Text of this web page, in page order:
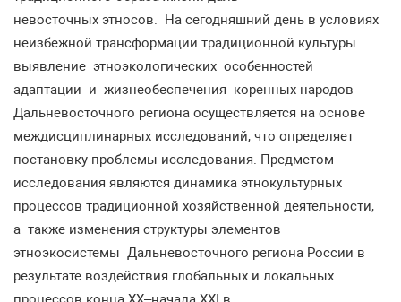
невосточных этносов. На сегодняшний день в условиях
неизбежной трансформации традиционной культуры
выявление этноэкологических особенностей
адаптации и жизнеобеспечения коренных народов
Дальневосточного региона осуществляется на основе
междисциплинарных исследований, что определяет
постановку проблемы исследования. Предметом
исследования являются динамика этнокультурных
процессов традиционной хозяйственной деятельности,
а также изменения структуры элементов
этноэкосистемы Дальневосточного региона России в
результате воздействия глобальных и локальных